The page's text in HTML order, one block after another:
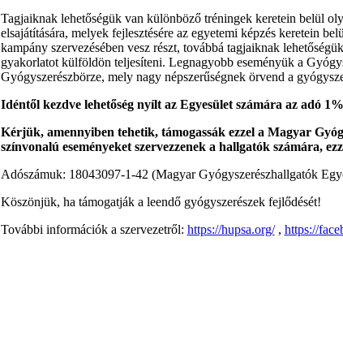
Tagjaiknak lehetőségük van különböző tréningek keretein belül
elsajátítására, melyek fejlesztésére az egyetemi képzés keretein
kampány szervezésében vesz részt, továbbá tagjaiknak
gyakorlatot külföldön teljesíteni. Legnagyobb eseményük a
Gyógyszerészbörze, mely nagy népszerűségnek örvend a
Idéntől kezdve lehetőség nyílt az Egyesület számára az adó
Kérjük, amennyiben tehetik, támogassák ezzel a Magyar
színvonalú eseményeket szervezzenek a hallgatók számára,
Adószámuk: 18043097-1-42 (Magyar Gyógyszerészhallgatók
Köszönjük, ha támogatják a leendő gyógyszerészek fejlődését!
További információk a szervezetről: https://hupsa.org/, https://